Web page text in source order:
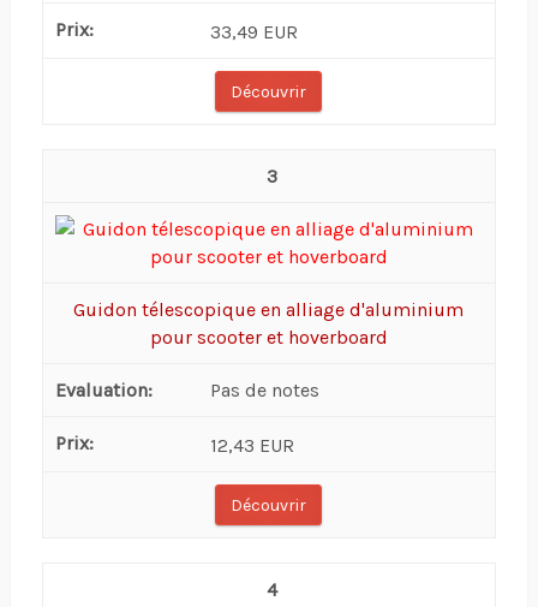
33,49 EUR
Découvrir
3
Guidon télescopique en alliage d'aluminium
pour scooter et hoverboard
Pas de notes
12,43 EUR
Découvrir
4